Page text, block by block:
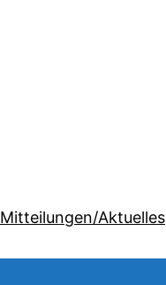
Mitteilungen/Aktuelles